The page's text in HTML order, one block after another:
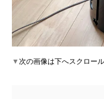
▼次の画像は下へスクロー